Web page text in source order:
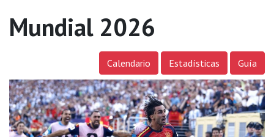
Mundial 2026
Calendario Estadísticas Guía